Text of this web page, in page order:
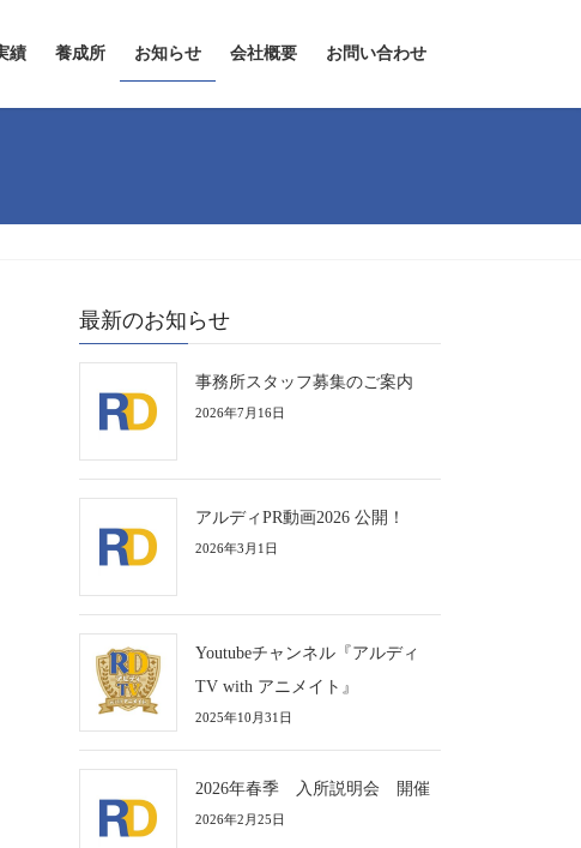
績 養成所 お知らせ 会社概要 お問い合わせ
最新のお知らせ
事務所スタッフ募集のご案内
2026年7月16日
アルディPR動画2026 公開！
2026年3月1日
Youtubeチャンネル『アルディ
TV with アニメイト』
2025年10月31日
2026年春季 入所説明会 開催
2026年2月25日